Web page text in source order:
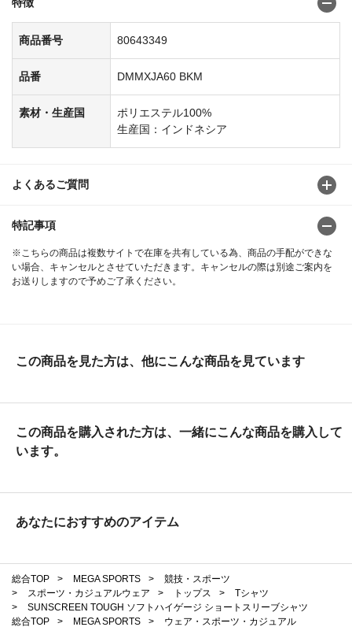
商品番号 80643349
品番 DMMXJA60 BKM
素材・生産国
ポリエステル100%
生産国：インドネシア
よくあるご質問
特記事項
※こちらの商品は複数サイトで在庫を共有している為、商品の手配ができな
い場合、キャンセルとさせていただきます。キャンセルの際は別途ご案内を
お送りしますので予めご了承ください。
この商品を見た方は、他にこんな商品を見ています
この商品を購入された方は、一緒にこんな商品を購入して
います。
あなたにおすすめのアイテム
総合TOP > MEGA SPORTS >
競技・スポーツ
>
スポーツ・カジュアルウェア > トップス >
Tシャツ
>
SUNSCREEN TOUGH ソフトハイゲージ ショートスリーブシャツ
総合TOP
> MEGA SPORTS >
ウェア・スポーツ・カジュアル